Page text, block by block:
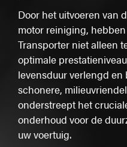
Door het uitvoeren van
motor reiniging,
Transporter niet alleen
optimale
levensduur verlengd
schonere,
onderstreept het
onderhoud voor de
uw voertuig.